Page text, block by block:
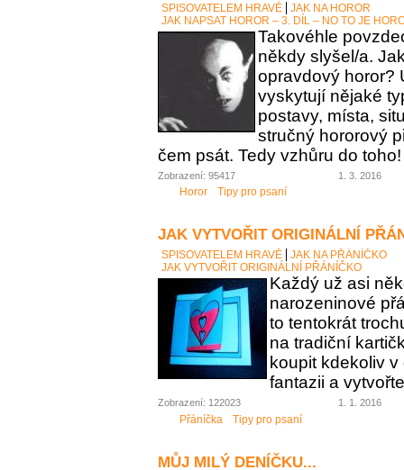
SPISOVATELEM HRAVĚ
JAK NA HOROR
JAK NAPSAT HOROR – 3. DÍL – NO TO JE
Takovéhle
někdy slyšel/a.
opravdový horor?
vyskytují nějaké
postavy, místa,
stručný hororový
čem psát. Tedy vzhůru do toho!
Zobrazení: 95417 1. 3. 2016
Horor Tipy pro psaní
JAK VYTVOŘIT ORIGINÁLNÍ
SPISOVATELEM HRAVĚ
JAK NA PŘÁNÍČKO
JAK VYTVOŘIT ORIGINÁLNÍ PŘÁNÍČKO
Každý už asi
narozeninové
to tentokrát
na tradiční
koupit kdekoliv
fantazii a
Zobrazení: 122023 1. 1. 2016
Přáníčka Tipy pro psaní
MŮJ MILÝ DENÍČKU...